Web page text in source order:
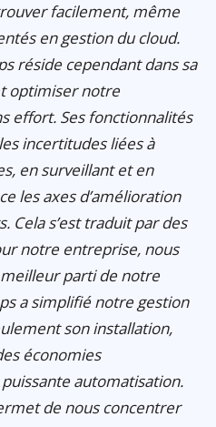
facilement, même
en gestion du cloud.
réside cependant dans sa
optimiser notre
effort. Ses fonctionnalités
incertitudes liées à
en surveillant et en
les axes d’amélioration
Cela s’est traduit par des
notre entreprise, nous
parti de notre
a simplifié notre gestion
son installation,
économies
automatisation.
de nous concentrer